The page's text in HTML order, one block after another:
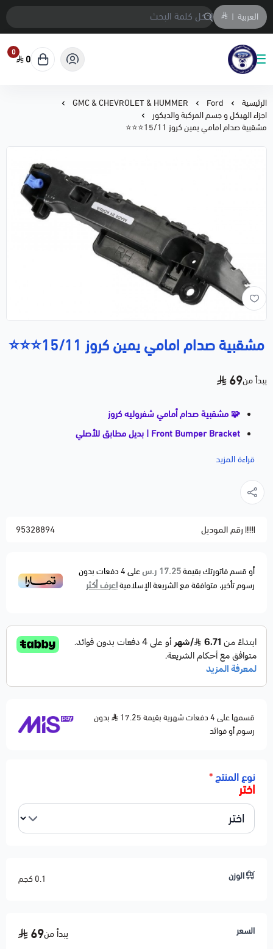
العربية |
متجر المحمادي لقطع السيارات
0
0
الرئيسية Ford
GMC & CHEVROLET & HUMMER
اجزاء الهيكل و جسم المركبة والديكور
مشقبية صدام امامي يمين كروز 15/11⭐⭐⭐
مشقبية صدام امامي يمين كروز 15/11⭐⭐⭐
يبدأ من69
🧩 مشقبية صدام أمامي شفروليه كروز
Front Bumper Bracket | بديل مطابق للأصلي
🚗 يتوافق مع:
مشقبية تثبيت الصدام الأمامي وظيفتها تثبيت الصدام
مقوى عالي التحمل ومقاومة للكسر والحرارة.
⚙️ المواصفات:
الخامة: بلاستيك مقوى
تركيب مباشر بدون تعديل
تتوفر يمين / يسار
⚠️ تنتهي مسؤوليتنا بعد تسليم الشحنة لشركة النقل
قراءة المزيد
رقم الموديل 95328894
أو قسم فاتورتك بقيمة17.25 ر.س على4دفعات بدون
رسوم تأخير، متوافقة مع الشريعة الإسلاميةاعرف أكثر
قسمها على 4 دفعات شهرية بقيمة 17.25
بدون
رسوم أو فوائد
نوع المنتج*
اختر
الوزن 0.1 كجم
السعر يبدأ من69